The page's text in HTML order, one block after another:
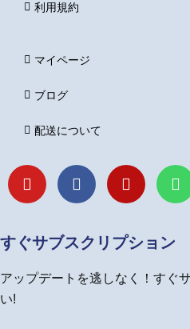
利用規約
マイページ
ブログ
配送について
Y
o
u
u
b
F
a
c
b
o
o
k
n
s
a
g
a
L
i
n
すぐサブスクリプション
アップデートを逃しなく！すぐ
い!